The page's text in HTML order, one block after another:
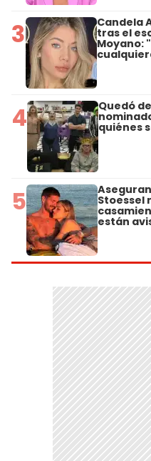
3 Candela
tras el
Moyano:
4 Quedó
quiénes
5 Stoessel
están